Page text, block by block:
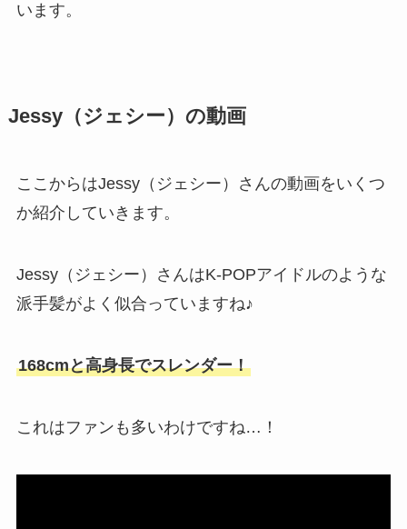
います。
Jessy（ジェシー）の動画
ここからはJessy（ジェシー）さんの動画をいくつ
か紹介していきます。
Jessy（ジェシー）さんはK-POPアイドルのような
派手髪がよく似合っていますね♪
168cmと高身長でスレンダー！
これはファンも多いわけですね…！